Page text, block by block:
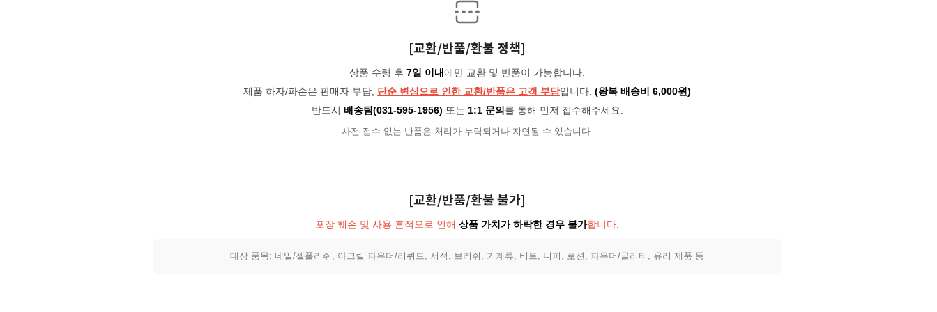
[교환/반품/환불 정책]
상품 수령 후 7일 이내에만 교환 및 반품이 가능합니다.
제품 하자/파손은 판매자 부담, 단순 변심으로 인한 교환/반품은 고객 부담입니다. (왕복 배송비 6,000원)
반드시 배송팀(031-595-1956) 또는 1:1 문의 를 통해 먼저 접수해주세요.
사전 접수 없는 반품은 처리가 누락되거나 지연될 수 있습니다.
[교환/반품/환불 불가]
포장 훼손 및 사용 흔적으로 인해 상품 가치가 하락한 경우 불가합니다.
대상 품목: 네일/젤폴리쉬, 아크릴 파우더/리퀴드, 서적, 브러쉬, 기계류, 비트, 니퍼, 로션, 파우더/글리터, 유리 제품 등